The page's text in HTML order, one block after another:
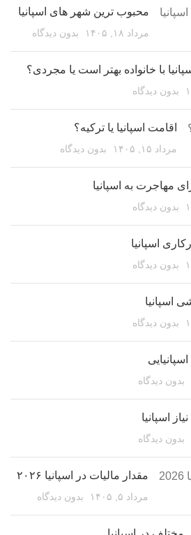
محبوب ترین شهر های اسپانیا
مرداد ۱۸, ۱۴۰۵ بدون دیدگاه
با خانواده بهتر است یا مجردی؟
بدون دیدگاه
اقامت اسپانیا یا ترکیه؟
مرداد ۱۵, ۱۴۰۵ بدون دیدگاه
مهاجرت به اسپانیا
بدون دیدگاه
اسپانیا
بدون دیدگاه
اسپانیا
بدون دیدگاه
بدون دیدگاه
اسپانیا
بدون دیدگاه
مقدار مالیات در اسپانیا ۲۰۲۶
مرداد ۵, ۱۴۰۵ بدون دیدگاه